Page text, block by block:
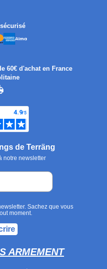
60€ d'achat en France
de Terräng
notre newsletter
Sachez que vous
moment.
ARMEMENT